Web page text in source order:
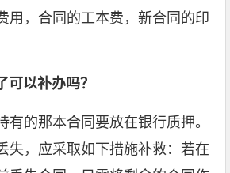
用，合同的工本费，新合同的印
可以补办吗？
有的那本合同要放在银行质押。
失，应采取如下措施补救：若在